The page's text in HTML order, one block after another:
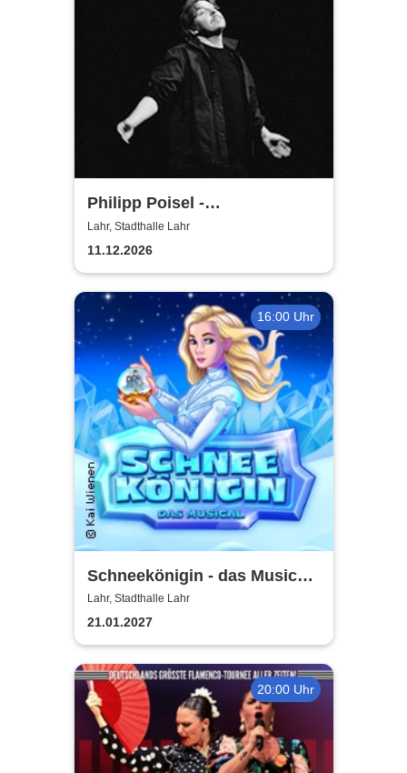
Philipp Poisel -
Adventskonzerte 2026 - Solo
Lahr, Stadthalle Lahr
11.12.2026
16:00 Uhr
Schneekönigin - das Musical |
Theater Liberi
Lahr, Stadthalle Lahr
21.01.2027
20:00 Uhr